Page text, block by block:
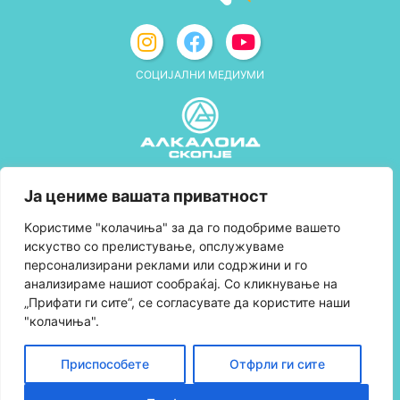
Ја цениме вашата приватност
Kористиме "колачиња" за да го подобриме вашето
искуство со прелистување, опслужуваме
персонализирани реклами или содржини и го
анализираме нашиот сообраќај. Со кликнување на
„Прифати ги сите“, се согласувате да користите наши
"колачиња".
Приспособете Отфрли ги сите
СОЦИЈАЛНИ МЕДИУМИ
Правила и услови за користење
Политика за колачиња
Правила за учество во програмата за
лојалност и политика за собирање поени
Контактирајте нè